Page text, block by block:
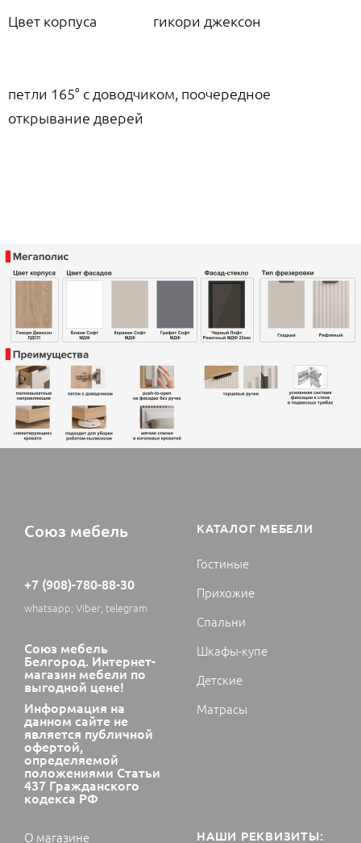
Цвет корпуса
гикори джексон
петли 165° с доводчиком, поочередное
открывание дверей
Союз мебель
+7 (908)-780-88-30
whatsapp; Viber; telegram
Союз мебель
Белгород. Интернет-
магазин мебели по
выгодной цене!
Информация на
данном сайте не
является публичной
офертой,
определяемой
положениями Статьи
437 Гражданского
кодекса РФ
КАТАЛОГ МЕБЕЛИ
Гостиные
Прихожие
Спальни
Шкафы-купе
Детские
Матрасы
О магазине НАШИ РЕКВИЗИТЫ: